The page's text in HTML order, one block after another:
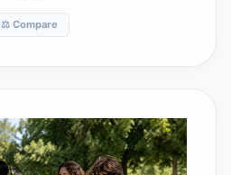
⚖️ Compare